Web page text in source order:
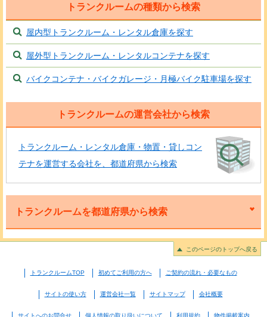
トランクルームの種類から検索
屋内型トランクルーム・レンタル倉庫を探す
屋外型トランクルーム・レンタルコンテナを探す
バイクコンテナ・バイクガレージ・月極バイク駐車場を探す
トランクルームの運営会社から検索
トランクルーム・レンタル倉庫・物置・貸しコン
テナを運営する会社を、都道府県から検索
トランクルームを都道府県から検索
このページのトップへ戻る
トランクルームTOP 初めてご利用の方へ ご契約の流れ・必要なもの
サイトの使い方 運営会社一覧 サイトマップ 会社概要
サイトへのお問合せ 個人情報の取り扱いについて 利用規約 物件掲載案内